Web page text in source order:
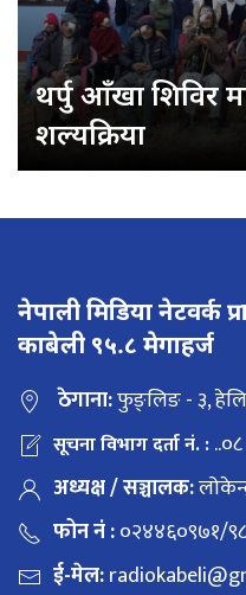
थर्पु आँखा शिविर
शल्यक्रिया
नेपाली मिडिया नेटवर्क
काबेली ९५.८ मेगाहर्ज
ठेगाना:फुङ्लिङ - ३,
सूचना विभाग दर्ता नं. :
अध्यक्ष / सञ्चालक:
फोन नं :०२४४६०९७१/
ई-मेल: